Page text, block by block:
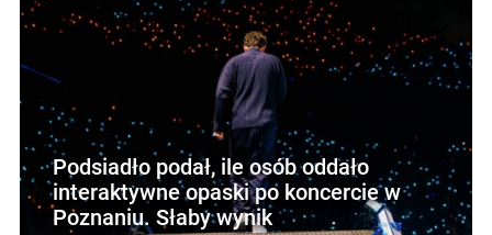
Podsiadło podał, ile osób oddało
interaktywne opaski po koncercie w
Poznaniu. Słaby wynik